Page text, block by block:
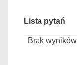
Lista pytań
Brak